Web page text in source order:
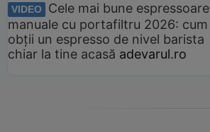
VIDEO
Cele mai bune espressoare
manuale cu portafiltru 2026: cum
obții un espresso de nivel barista
chiar la tine acasă adevarul.ro